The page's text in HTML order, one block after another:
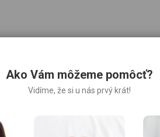
Ako Vám môžeme pomôcť?
Vidíme, že si u nás prvý krát!